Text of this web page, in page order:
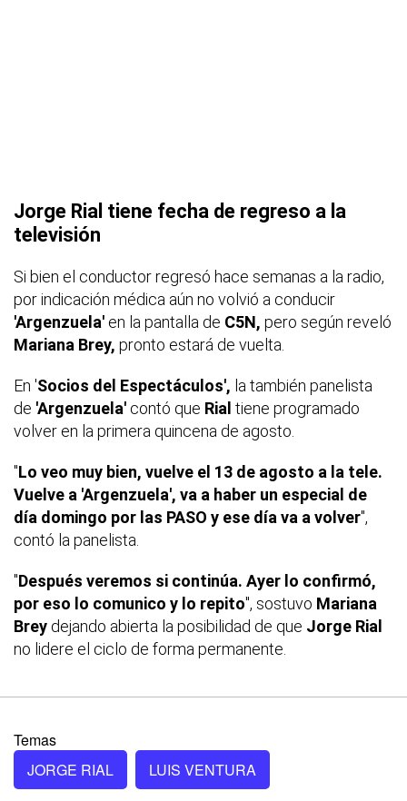
Jorge Rial tiene fecha de regreso a la
televisión
Si bien el conductor regresó hace semanas a la radio,
por indicación médica aún no volvió a conducir
'Argenzuela' en la pantalla de C5N, pero según reveló
Mariana Brey, pronto estará de vuelta.
En 'Socios del Espectáculos', la también panelista
de 'Argenzuela' contó que Rial tiene programado
volver en la primera quincena de agosto.
"Lo veo muy bien, vuelve el 13 de agosto a la tele.
Vuelve a 'Argenzuela', va a haber un especial de
día domingo por las PASO y ese día va a volver",
contó la panelista.
"Después veremos si continúa. Ayer lo confirmó,
por eso lo comunico y lo repito", sostuvo Mariana
Brey dejando abierta la posibilidad de que Jorge Rial
no lidere el ciclo de forma permanente.
Temas
JORGE RIAL
LUIS VENTURA